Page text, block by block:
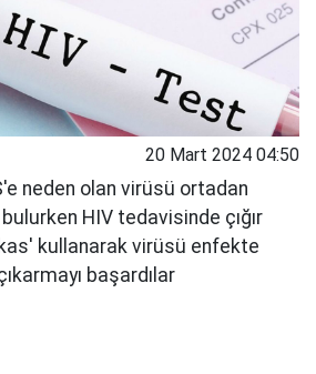
20 Mart 2024 04:50
neden olan virüsü ortadan
bulurken HIV tedavisinde çığır
kullanarak virüsü enfekte
başardılar